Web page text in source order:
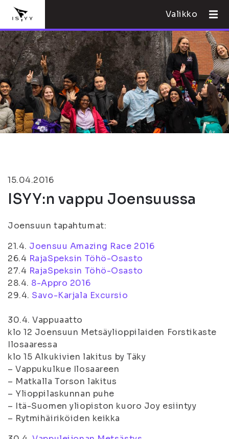
Valikko
15.04.2016
ISYY:n vappu Joensuussa
Joensuun tapahtumat:
21.4. Joensuu Amazing Race 2016
26.4 RajaSpeksin Töhö-Osasto
27.4 RajaSpeksin Töhö-Osasto
28.4. 8-Appro 2016
29.4. Savo-Karjala Excursio
30.4. Vappuaatto
klo 12 Joensuun Metsäylioppilaiden Forstikaste
Ilosaaressa
klo 15 Alkukivien lakitus by Täky
– Vappukulkue Ilosaareen
– Matkalla Torson lakitus
– Ylioppilaskunnan puhe
– Itä-Suomen yliopiston kuoro Joy esiintyy
– Rytmihäiriköiden keikka